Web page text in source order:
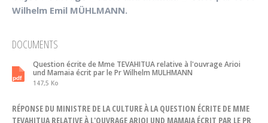
Wilhelm Emil MÜHLMANN.
DOCUMENTS
Question écrite de Mme TEVAHITUA relative à l'ouvrage Arioi
und Mamaia écrit par le Pr Wilhelm MULHMANN
147,5 Ko
RÉPONSE DU MINISTRE DE LA CULTURE À LA QUESTION ÉCRITE DE MME
TEVAHITUA RELATIVE À L'OUVRAGE ARIOI UND MAMAIA ÉCRIT PAR LE PR